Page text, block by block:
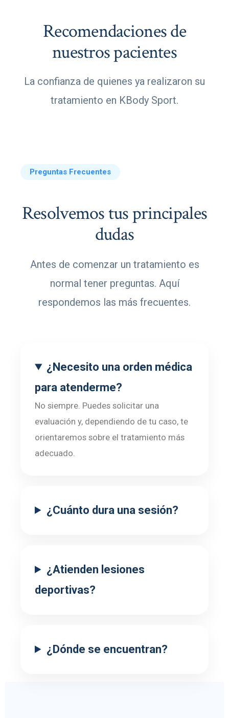
Recomendaciones de
nuestros pacientes
La confianza de quienes ya realizaron su
tratamiento en KBody Sport.
Preguntas Frecuentes
Resolvemos tus principales
dudas
Antes de comenzar un tratamiento es
normal tener preguntas. Aquí
respondemos las más frecuentes.
¿Necesito una orden médica
para atenderme?
No siempre. Puedes solicitar una
evaluación y, dependiendo de tu caso, te
orientaremos sobre el tratamiento más
adecuado.
¿Cuánto dura una sesión?
¿Atienden lesiones
deportivas?
¿Dónde se encuentran?